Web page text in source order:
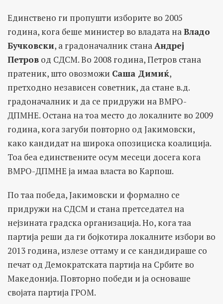
Единствено ги пропушти изборите во 2005
година, кога беше министер во владата наВладо
Бучковски, а градоначалник станаАндреј
Петров од СДСМ. Во 2008 година, Петров стана
пратеник, што овозможи Саша Димиќ,
претходно независен советник, да стане в.д.
градоначалник и да се придружи на ВМРО-
ДПМНЕ. Остана на тоа место до локалните во 2009
година, кога загуби повторно од Јакимовски,
како кандидат на широка опозициска коалиција.
Тоа беа единствените осум месеци досега кога
ВМРО-ДПМНЕ ја имаа власта во Карпош.
По таа победа, Јакимовски и формално се
придружи на СДСМ и стана претседател на
нејзината градска организација. Но, кога таа
партија реши да ги бојкотира локалните избори во
2013 година, излезе оттаму и се кандидираше со
печат од Демократската партија на Србите во
Македонија. Повторно победи и ја основаше
својата партија ГРОМ.